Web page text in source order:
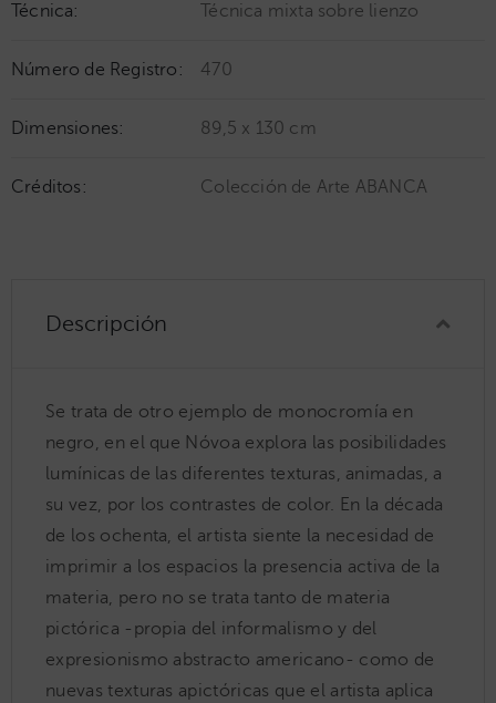
Técnica: Técnica mixta sobre lienzo
Número de Registro: 470
Dimensiones: 89,5 x 130 cm
Créditos: Colección de Arte ABANCA
Descripción
Se trata de otro ejemplo de monocromía en
negro, en el que Nóvoa explora las posibilidades
lumínicas de las diferentes texturas, animadas, a
su vez, por los contrastes de color. En la década
de los ochenta, el artista siente la necesidad de
imprimir a los espacios la presencia activa de la
materia, pero no se trata tanto de materia
pictórica -propia del informalismo y del
expresionismo abstracto americano- como de
nuevas texturas apictóricas que el artista aplica